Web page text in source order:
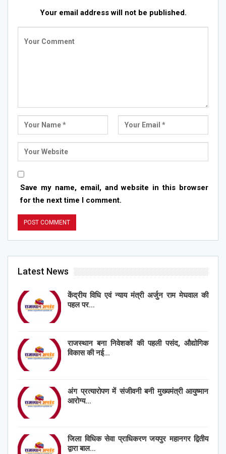
Your email address will not be published.
Save my name, email, and website in this browser
for the next time I comment.
Latest News
केंद्रीय विधि एवं न्याय मंत्री अर्जुन राम मेघवाल की
पहल पर…
राजस्थान बना निवेशकों की पहली पसंद, औद्योगिक
विकास की नई…
अंग प्रत्यारोपण में संजीवनी बनी मुख्यमंत्री आयुष्मान
आरोग्य…
जिला विधिक सेवा प्राधिकरण जयपुर महानगर द्वितीय
द्वारा बाल…